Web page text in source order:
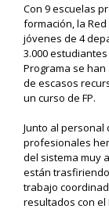
Con 9 escuelas
formación,la
jóvenes de 4
3.000
Programa se han
de escasos
un curso de FP.
Junto al personal
profesionales
del sistema muy
están trasfiriendo
trabajo
resultados con el